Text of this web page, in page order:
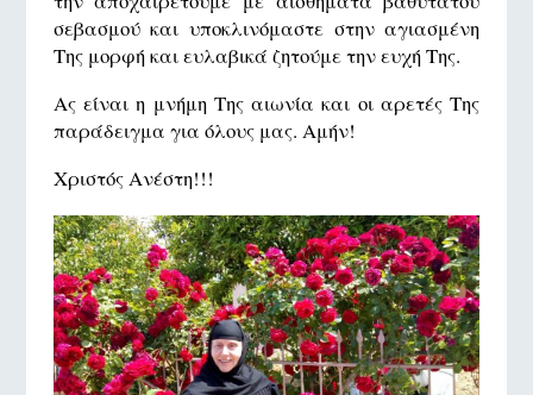
σεβασμού και υποκλινόμαστε στην αγιασμένη
Της μορφή και ευλαβικά ζητούμε την ευχή Της.
Ας είναι η μνήμη Της αιωνία και οι αρετές Της
παράδειγμα για όλους μας. Αμήν!
Χριστός Ανέστη!!!